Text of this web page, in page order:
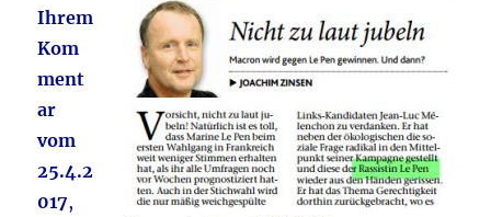
Ihrem
Kom
ment
ar
vom
25.4.2
017,